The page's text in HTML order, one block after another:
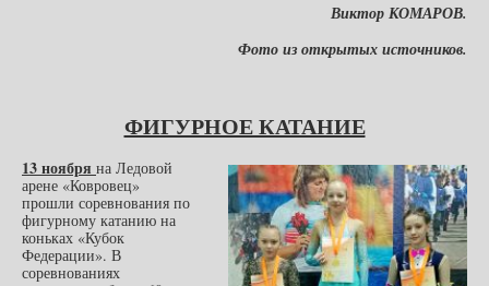
Виктор КОМАРОВ.
Фото из открытых источников.
ФИГУРНОЕ КАТАНИЕ
13 ноября на Ледовой
арене «Ковровец»
прошли соревнования по
фигурному катанию на
коньках «Кубок
Федерации». В
соревнованиях